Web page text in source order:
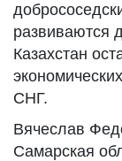
развиваются
Казахстан
СНГ.
Вячеслав
Самарская